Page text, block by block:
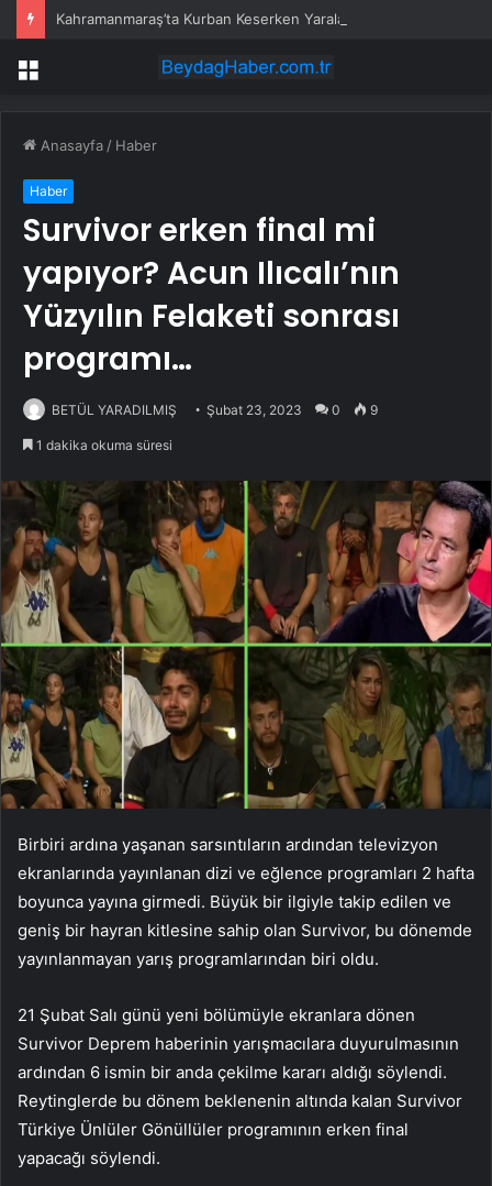
Kahramanmaraş’ta Kurban Keserken Yaralanma
Menü
Anasayfa / Haber
Haber
Survivor erken final mi
yapıyor? Acun Ilıcalı’nın
Yüzyılın Felaketi sonrası
programı…
BETÜL YARADILMIŞ Şubat 23, 2023 0 9
1 dakika okuma süresi
Birbiri ardına yaşanan sarsıntıların ardından televizyon
ekranlarında yayınlanan dizi ve eğlence programları 2 hafta
boyunca yayına girmedi. Büyük bir ilgiyle takip edilen ve
geniş bir hayran kitlesine sahip olan Survivor, bu dönemde
yayınlanmayan yarış programlarından biri oldu.
21 Şubat Salı günü yeni bölümüyle ekranlara dönen
Survivor Deprem haberinin yarışmacılara duyurulmasının
ardından 6 ismin bir anda çekilme kararı aldığı söylendi.
Reytinglerde bu dönem beklenenin altında kalan Survivor
Türkiye Ünlüler Gönüllüler programının erken final
yapacağı söylendi.